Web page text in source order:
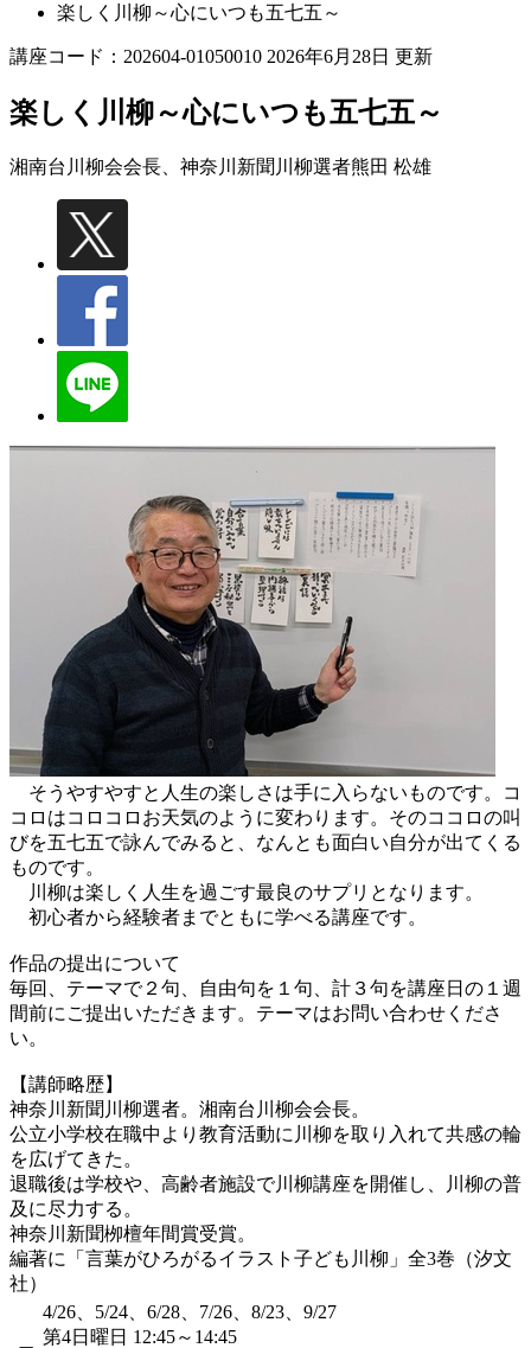
楽しく川柳～心にいつも五七五～
講座コード：202604-01050010 2026年6月28日 更新
楽しく川柳～心にいつも五七五～
湘南台川柳会会長、神奈川新聞川柳選者熊田 松雄
そうやすやすと人生の楽しさは手に入らないものです。コ
コロはコロコロお天気のように変わります。そのココロの叫
びを五七五で詠んでみると、なんとも面白い自分が出てくる
ものです。
川柳は楽しく人生を過ごす最良のサプリとなります。
初心者から経験者までともに学べる講座です。
作品の提出について
毎回、テーマで２句、自由句を１句、計３句を講座日の１週
間前にご提出いただきます。テーマはお問い合わせくださ
い。
【講師略歴】
神奈川新聞川柳選者。湘南台川柳会会長。
公立小学校在職中より教育活動に川柳を取り入れて共感の輪
を広げてきた。
退職後は学校や、高齢者施設で川柳講座を開催し、川柳の普
及に尽力する。
神奈川新聞栁檀年間賞受賞。
編著に「言葉がひろがるイラスト子ども川柳」全3巻（汐文
社）
4/26、5/24、6/28、7/26、8/23、9/27
第4日曜日 12:45～14:45